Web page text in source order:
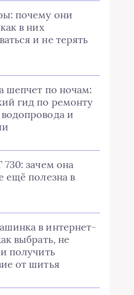
почему они
в них
и не терять
шепчет по ночам:
гид по ремонту
и
730: зачем она
ещё полезна в
в интернет-
выбрать, не
получить
от шитья